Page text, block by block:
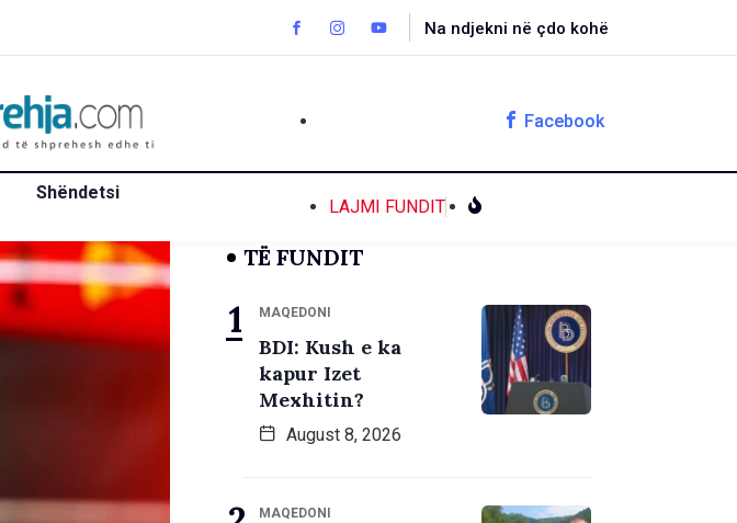
Na ndjekni në çdo kohë
Facebook
Shëndetsi
LAJMI FUNDIT
TË FUNDIT
MAQEDONI
BDI: Kush e ka
kapur Izet
Mexhitin?
August 8, 2026
MAQEDONI